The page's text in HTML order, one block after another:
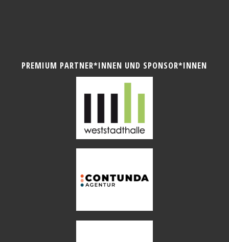
PREMIUM PARTNER*INNEN UND SPONSOR*INNEN